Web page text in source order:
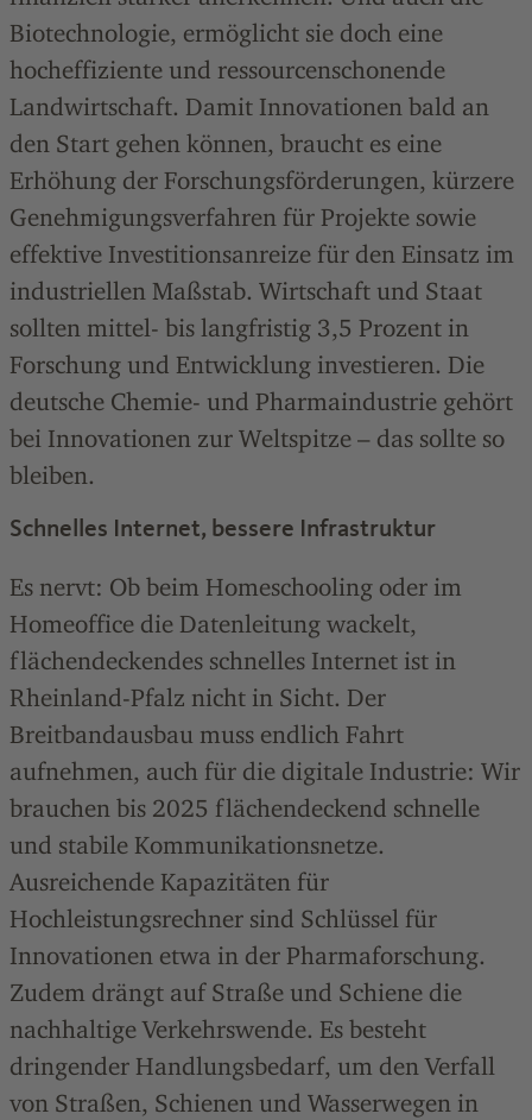
Biotechnologie, ermöglicht sie doch eine
hocheffiziente und ressourcenschonende
Landwirtschaft. Damit Innovationen bald an
den Start gehen können, braucht es eine
Erhöhung der Forschungsförderungen, kürzere
Genehmigungsverfahren für Projekte sowie
effektive Investitionsanreize für den Einsatz im
industriellen Maßstab. Wirtschaft und Staat
sollten mittel- bis langfristig 3,5 Prozent in
Forschung und Entwicklung investieren. Die
deutsche Chemie- und Pharmaindustrie gehört
bei Innovationen zur Weltspitze – das sollte so
bleiben.
Schnelles Internet, bessere Infrastruktur
Es nervt: Ob beim Homeschooling oder im
Homeoffice die Datenleitung wackelt,
flächendeckendes schnelles Internet ist in
Rheinland-Pfalz nicht in Sicht. Der
Breitbandausbau muss endlich Fahrt
aufnehmen, auch für die digitale Industrie: Wir
brauchen bis 2025 flächendeckend schnelle
und stabile Kommunikationsnetze.
Ausreichende Kapazitäten für
Hochleistungsrechner sind Schlüssel für
Innovationen etwa in der Pharmaforschung.
Zudem drängt auf Straße und Schiene die
nachhaltige Verkehrswende. Es besteht
dringender Handlungsbedarf, um den Verfall
von Straßen, Schienen und Wasserwegen in